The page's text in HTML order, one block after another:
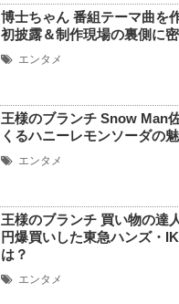
博士ちゃん 番組テーマ曲を
初披露＆制作現場の裏側に
エンタメ
王様のブランチ Snow Man
くるハニーレモンソーダの
エンタメ
王様のブランチ 買い物の達
円爆買いした東急ハンズ・
は？
エンタメ